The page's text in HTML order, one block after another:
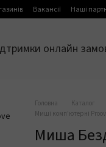
Вакансії Наші
онлайн
Головна Каталог
Миші комп'ютерні
Миша